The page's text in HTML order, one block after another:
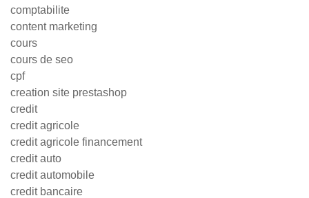
comptabilite
content marketing
cours
cours de seo
cpf
creation site prestashop
credit
credit agricole
credit agricole financement
credit auto
credit automobile
credit bancaire